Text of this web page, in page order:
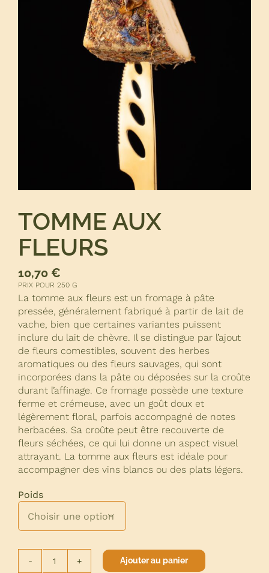
TOMME AUX
FLEURS
10,70 €
PRIX POUR 250 G
La tomme aux fleurs est un fromage à pâte
pressée, généralement fabriqué à partir de lait de
vache, bien que certaines variantes puissent
inclure du lait de chèvre. Il se distingue par l’ajout
de fleurs comestibles, souvent des herbes
aromatiques ou des fleurs sauvages, qui sont
incorporées dans la pâte ou déposées sur la croûte
durant l’affinage. Ce fromage possède une texture
ferme et crémeuse, avec un goût doux et
légèrement floral, parfois accompagné de notes
herbacées. Sa croûte peut être recouverte de
fleurs séchées, ce qui lui donne un aspect visuel
attrayant. La tomme aux fleurs est idéale pour
accompagner des vins blancs ou des plats légers.
Poids

quantité
Ajouter au panier